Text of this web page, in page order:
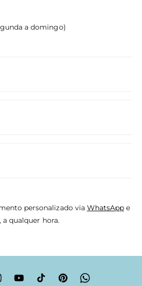
a domingo)
personalizado via WhatsAppe
a qualquer hora.
Y T P W